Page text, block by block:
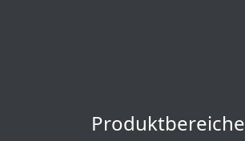
Produktbereiche